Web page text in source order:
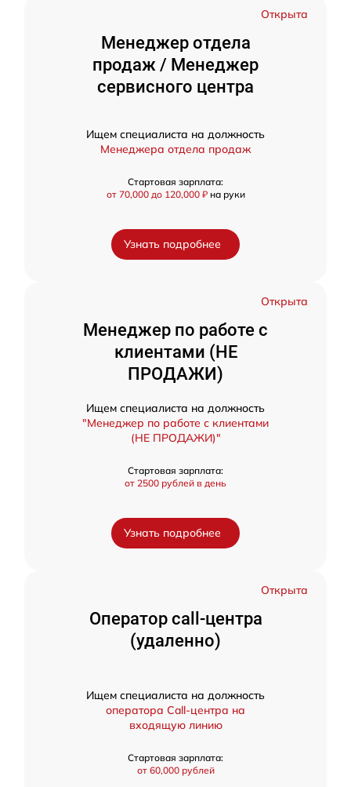
Открыта
Менеджер отдела
продаж / Менеджер
сервисного центра
Ищем специалиста на должность
Менеджера отдела продаж
Стартовая зарплата:
от 70,000 до 120,000 ₽ на руки
Узнать подробнее
Открыта
Менеджер по работе с
клиентами (НЕ
ПРОДАЖИ)
Ищем специалиста на должность
"Менеджер по работе с клиентами
(НЕ ПРОДАЖИ)"
Стартовая зарплата:
от 2500 рублей в день
Узнать подробнее
Открыта
Оператор call-центра
(удаленно)
Ищем специалиста на должность
оператора Call-центра на
входящую линию
Стартовая зарплата:
от 60,000 рублей